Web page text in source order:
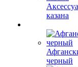
казана
черный